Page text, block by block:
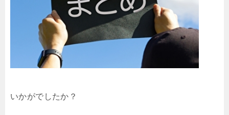
いかがでしたか？